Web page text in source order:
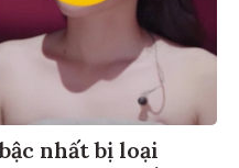
nhất bị loại